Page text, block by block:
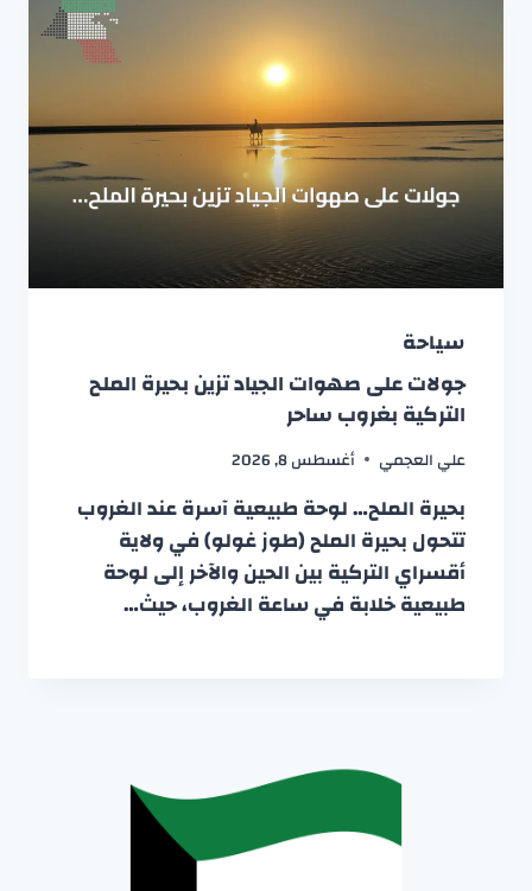
سياحة
جولات على صهوات الجياد تزين بحيرة الملح
التركية بغروب ساحر
علي العجمي أغسطس 8, 2026
بحيرة الملح… لوحة طبيعية آسرة عند الغروب
تتحول بحيرة الملح (طوز غولو) في ولاية
أقسراي التركية بين الحين والآخر إلى لوحة
طبيعية خلابة في ساعة الغروب، حيث…